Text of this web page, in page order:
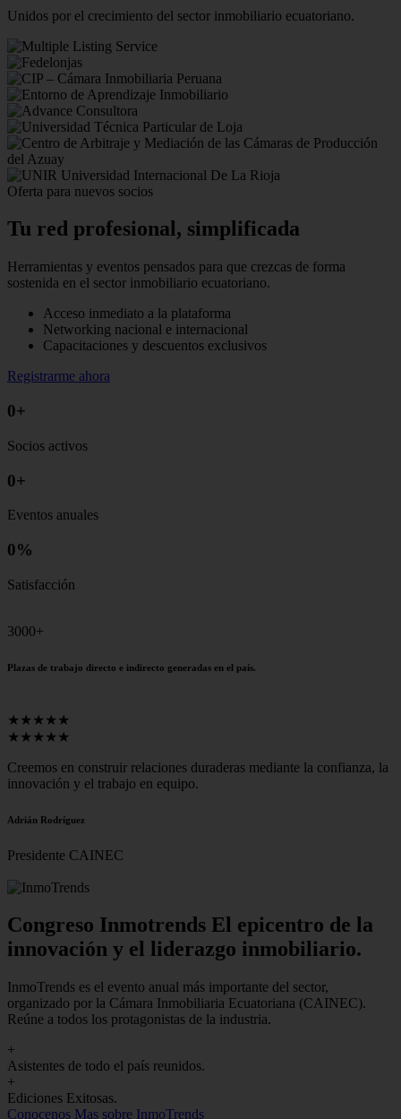
Unidos por el crecimiento del sector inmobiliario ecuatoriano.
Oferta para nuevos socios
Tu red profesional, simplificada
Herramientas y eventos pensados para que crezcas de forma
sostenida en el sector inmobiliario ecuatoriano.
Acceso inmediato a la plataforma
Networking nacional e internacional
Capacitaciones y descuentos exclusivos
Registrarme ahora
0+
Socios activos
0+
Eventos anuales
0%
Satisfacción
3000+
Plazas de trabajo directo e indirecto generadas en el país.
★★★★★
★★★★★
Creemos en construir relaciones duraderas mediante la confianza, la
innovación y el trabajo en equipo.
Adrián Rodríguez
Presidente CAINEC
Congreso Inmotrends El epicentro de la
innovación y el liderazgo inmobiliario.
InmoTrends es el evento anual más importante del sector,
organizado por la Cámara Inmobiliaria Ecuatoriana (CAINEC).
Reúne a todos los protagonistas de la industria.
+
Asistentes de todo el país reunidos.
+
Ediciones Exitosas.
Conocenos Mas sobre InmoTrends